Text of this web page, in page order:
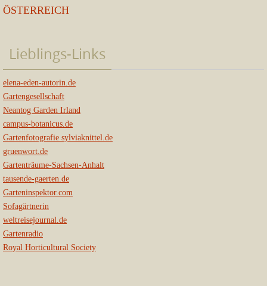
ÖSTERREICH
Lieblings-Links
elena-eden-autorin.de
Gartengesellschaft
Neantog Garden Irland
campus-botanicus.de
Gartenfotografie sylviaknittel.de
gruenwort.de
Gartenträume-Sachsen-Anhalt
tausende-gaerten.de
Garteninspektor.com
Sofagärtnerin
weltreisejournal.de
Gartenradio
Royal Horticultural Society